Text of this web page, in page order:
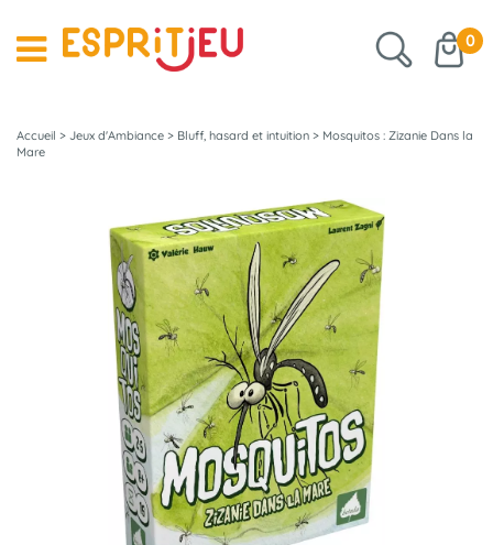
0
Accueil > Jeux d'Ambiance > Bluff, hasard et intuition > Mosquitos : Zizanie Dans la
Mare